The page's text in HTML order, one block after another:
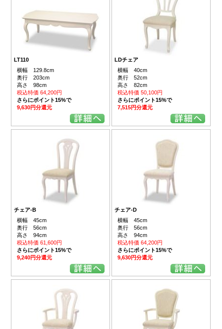
LT110
横幅 129.8cm
奥行 203cm
高さ 98cm
税込特価 64,200円
さらにポイント15%で
9,630円分還元
LDチェア
横幅 40cm
奥行 52cm
高さ 82cm
税込特価 50,100円
さらにポイント15%で
7,515円分還元
チェア-B
横幅 45cm
奥行 56cm
高さ 94cm
税込特価 61,600円
さらにポイント15%で
9,240円分還元
チェア-D
横幅 45cm
奥行 56cm
高さ 94cm
税込特価 64,200円
さらにポイント15%で
9,630円分還元